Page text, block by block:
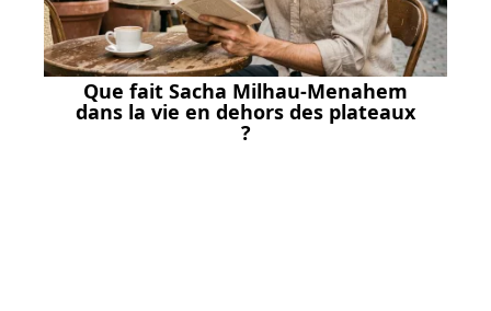
Que fait Sacha Milhau-Menahem
dans la vie en dehors des plateaux
?